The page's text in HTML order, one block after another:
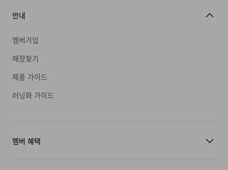
안내
멤버가입
매장찾기
제품 가이드
러닝화 가이드
멤버 혜택